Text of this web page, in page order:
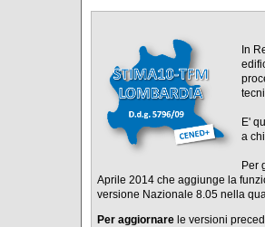
In
E'
a
Per
Aprile 2014 che aggiunge la
versione Nazionale 8.05 nella
Per aggiornare le versioni